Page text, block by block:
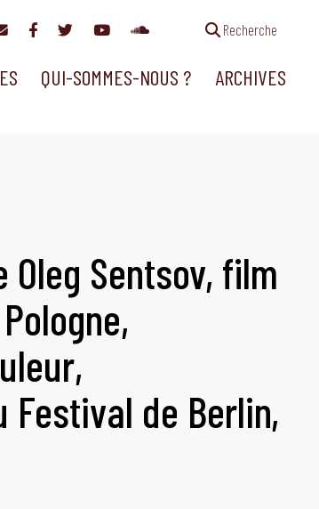
Recherche
QUI-SOMMES-NOUS ? ARCHIVES
Sentsov, film
de Berlin,